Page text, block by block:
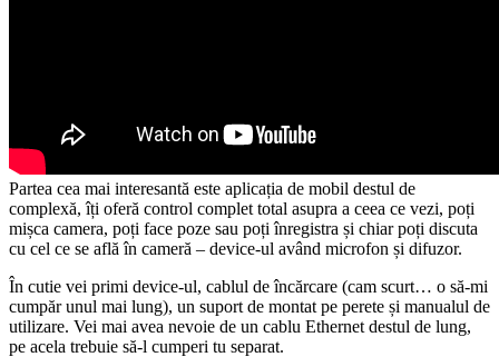
Partea cea mai interesantă este aplicația de mobil destul de
complexă, îți oferă control complet total asupra a ceea ce vezi, poți
mișca camera, poți face poze sau poți înregistra și chiar poți discuta
cu cel ce se află în cameră – device-ul având microfon și difuzor.
În cutie vei primi device-ul, cablul de încărcare (cam scurt… o să-mi
cumpăr unul mai lung), un suport de montat pe perete și manualul de
utilizare. Vei mai avea nevoie de un cablu Ethernet destul de lung,
pe acela trebuie să-l cumperi tu separat.